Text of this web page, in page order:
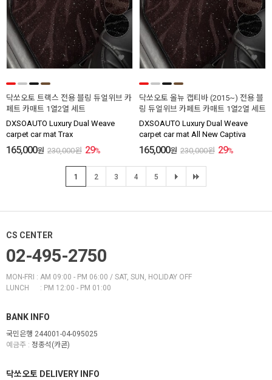
닥쏘오토 트랙스 전용 블링 듀얼위브 카
페트 카매트 1열2열 세트
DXSOAUTO Luxury Dual Weave
carpet car mat Trax
165,000원 230,000원 29%
닥쏘오토 올뉴 캡티바 (2015~) 전용 블
링 듀얼위브 카페트 카매트 1열2열 세트
DXSOAUTO Luxury Dual Weave
carpet car mat All New Captiva
165,000원 230,000원 29%
1 2 3 4 5
CS CENTER
02-495-2750
MON-FRI : AM 09:00 - PM 06:00 / SAT, SUN, HOLIDAY OFF
LUNCH : PM 12:00 - PM 01:00
BANK INFO
국민은행 244001-04-095025
예금주 : 정종석(카콘)
닥쏘오토 DELIVERY INFO